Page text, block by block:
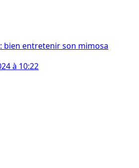
bien entretenir son mimosa
à 10:22